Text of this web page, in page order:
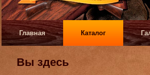
Главная Каталог
Вы здесь